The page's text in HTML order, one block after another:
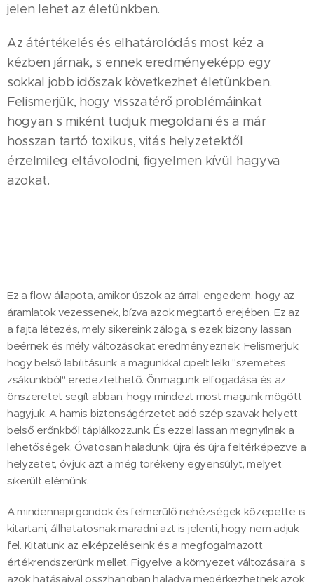
jelen lehet az életünkben.
Az átértékelés és elhatárolódás most kéz a
kézben járnak, s ennek eredményeképp egy
sokkal jobb időszak következhet életünkben.
Felismerjük, hogy visszatérő problémáinkat
hogyan s miként tudjuk megoldani és a már
hosszan tartó toxikus, vitás helyzetektől
érzelmileg eltávolodni, figyelmen kívül hagyva
azokat.
Ez a flow állapota, amikor úszok az árral, engedem, hogy az
áramlatok vezessenek, bízva azok megtartó erejében. Ez az
a fajta létezés, mely sikereink záloga, s ezek bizony lassan
beérnek és mély változásokat eredményeznek. Felismerjük,
hogy belső labilitásunk a magunkkal cipelt lelki "szemetes
zsákunkból" eredeztethető. Önmagunk elfogadása és az
önszeretet segít abban, hogy mindezt most magunk mögött
hagyjuk. A hamis biztonságérzetet adó szép szavak helyett
belső erőnkből táplálkozzunk. És ezzel lassan megnyílnak a
lehetőségek. Óvatosan haladunk, újra és újra feltérképezve a
helyzetet, óvjuk azt a még törékeny egyensúlyt, melyet
sikerült elérnünk.
A mindennapi gondok és felmerülő nehézségek közepette is
kitartani, állhatatosnak maradni azt is jelenti, hogy nem adjuk
fel. Kitatunk az elképzeléseink és a megfogalmazott
értékrendszerünk mellet. Figyelve a környezet változásaira, s
azok hatásaival összhangban haladva megérkezhetnek azok